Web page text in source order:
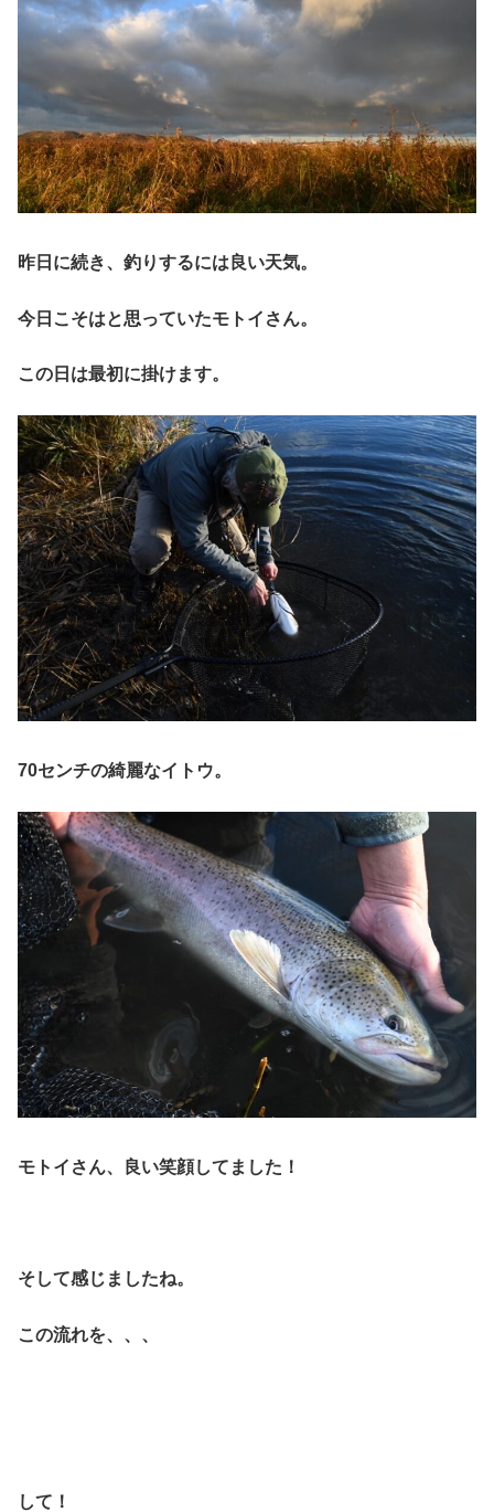
昨日に続き、釣りするには良い天気。
今日こそはと思っていたモトイさん。
この日は最初に掛けます。
70センチの綺麗なイトウ。
モトイさん、良い笑顔してました！
そして感じましたね。
この流れを、、、
して！